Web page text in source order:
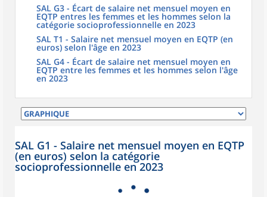
SAL G3 - Écart de salaire net mensuel moyen en
EQTP entres les femmes et les hommes selon la
catégorie socioprofessionnelle en 2023
SAL T1 - Salaire net mensuel moyen en EQTP (en
euros) selon l'âge en 2023
SAL G4 - Écart de salaire net mensuel moyen en
EQTP entre les femmes et les hommes selon l'âge
en 2023
SAL G1 - Salaire net mensuel moyen en EQTP
(en euros) selon la catégorie
socioprofessionnelle en 2023